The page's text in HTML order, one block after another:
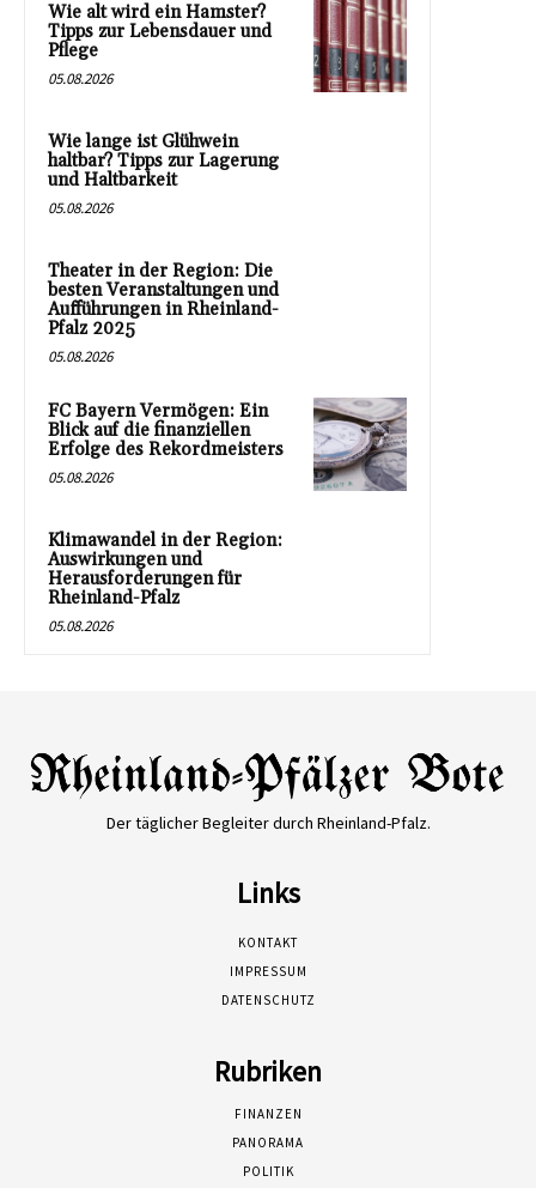
Wie alt wird ein Hamster?
Tipps zur Lebensdauer und
Pflege
05.08.2026
Wie lange ist Glühwein
haltbar? Tipps zur Lagerung
und Haltbarkeit
05.08.2026
Theater in der Region: Die
besten Veranstaltungen und
Aufführungen in Rheinland-
Pfalz 2025
05.08.2026
FC Bayern Vermögen: Ein
Blick auf die finanziellen
Erfolge des Rekordmeisters
05.08.2026
Klimawandel in der Region:
Auswirkungen und
Herausforderungen für
Rheinland-Pfalz
05.08.2026
Der täglicher Begleiter durch Rheinland-Pfalz.
Links
KONTAKT
IMPRESSUM
DATENSCHUTZ
Rubriken
FINANZEN
PANORAMA
POLITIK